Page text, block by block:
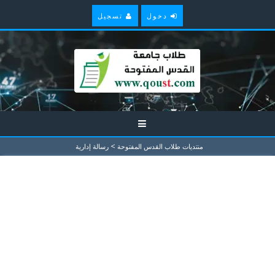
دخول تسجيل
منتديات طلاب القدس المفتوحة > رسالة إدارية